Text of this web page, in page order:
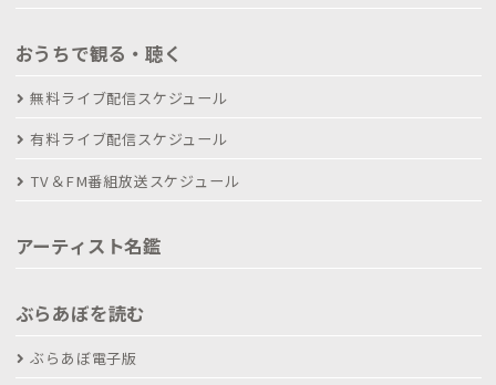
おうちで観る・聴く
無料ライブ配信スケジュール
有料ライブ配信スケジュール
TV＆FM番組放送スケジュール
アーティスト名鑑
ぶらあぼを読む
ぶらあぼ電子版